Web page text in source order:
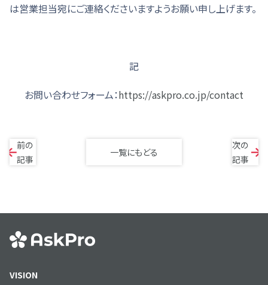
は営業担当宛にご連絡くださいますようお願い申し上げます。
記
お問い合わせフォーム：https://askpro.co.jp/contact
前の
記事
一覧にもどる
次の
記事
VISION